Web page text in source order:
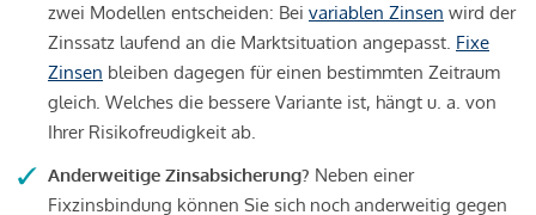
zwei Modellen entscheiden: Bei variablen Zinsen wird der
Zinssatz laufend an die Marktsituation angepasst. Fixe
Zinsen bleiben dagegen für einen bestimmten Zeitraum
gleich. Welches die bessere Variante ist, hängt u. a. von
Ihrer Risikofreudigkeit ab.
Anderweitige Zinsabsicherung? Neben einer
Fixzinsbindung können Sie sich noch anderweitig gegen